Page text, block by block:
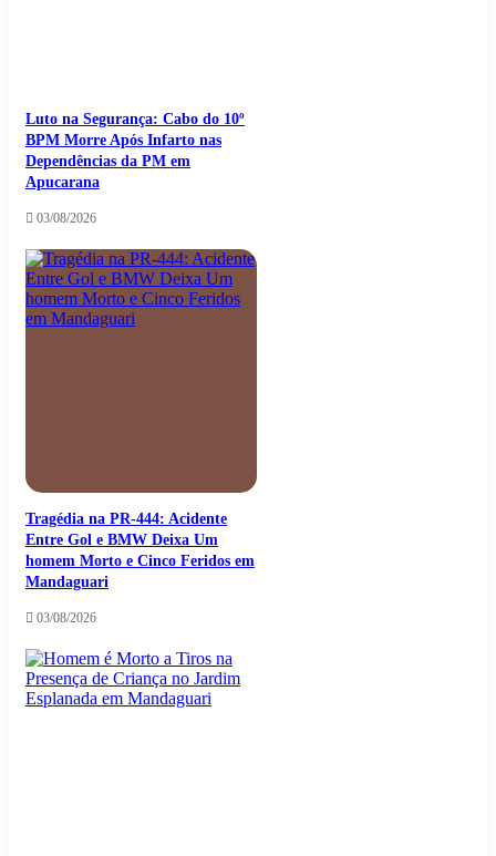
Luto na Segurança: Cabo do 10º
BPM Morre Após Infarto nas
Dependências da PM em
Apucarana
03/08/2026
Tragédia na PR-444: Acidente
Entre Gol e BMW Deixa Um
homem Morto e Cinco Feridos em
Mandaguari
03/08/2026